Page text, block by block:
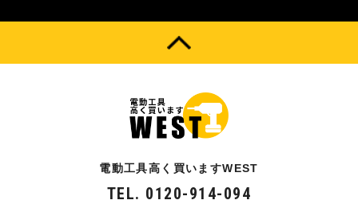
電動工具高く買いますWEST
TEL. 0120-914-094